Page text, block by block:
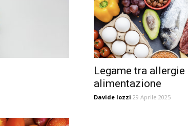
Legame tra allergie
alimentazione
Davide Iozzi 29 Aprile 2025